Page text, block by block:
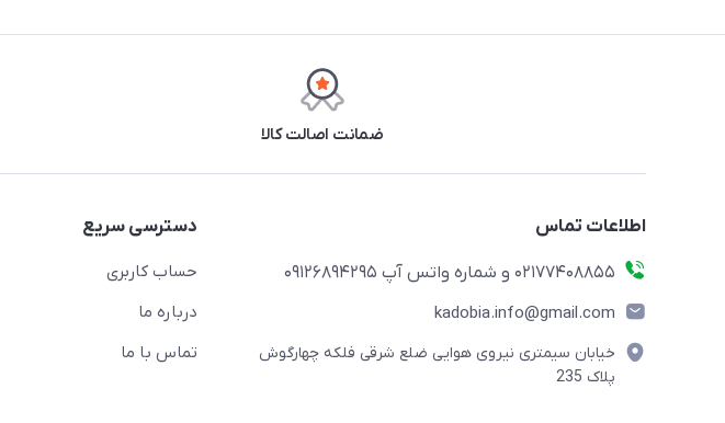
ضمانت اصالت کالا
اطلاعات تماس
02177408855 و شماره واتس آپ 09126894295
kadobia.info@gmail.com
خیابان سیمتری نیروی هوایی ضلع شرقی فلکه چهارگوش
پلاک 235
دسترسی سریع
حساب کاربری
درباره ما
تماس با ما